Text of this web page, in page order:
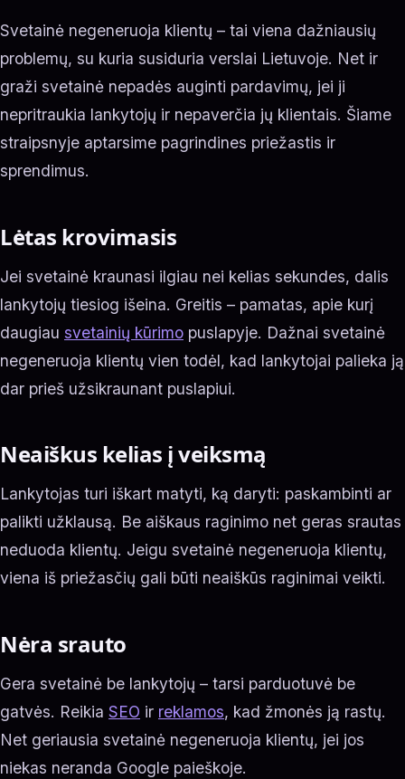
Svetainė negeneruoja klientų – tai viena dažniausių
problemų, su kuria susiduria verslai Lietuvoje. Net ir
graži svetainė nepadės auginti pardavimų, jei ji
nepritraukia lankytojų ir nepaverčia jų klientais. Šiame
straipsnyje aptarsime pagrindines priežastis ir
sprendimus.
Lėtas krovimasis
Jei svetainė kraunasi ilgiau nei kelias sekundes, dalis
lankytojų tiesiog išeina. Greitis – pamatas, apie kurį
daugiau svetainių kūrimo puslapyje. Dažnai svetainė
negeneruoja klientų vien todėl, kad lankytojai palieka ją
dar prieš užsikraunant puslapiui.
Neaiškus kelias į veiksmą
Lankytojas turi iškart matyti, ką daryti: paskambinti ar
palikti užklausą. Be aiškaus raginimo net geras srautas
neduoda klientų. Jeigu svetainė negeneruoja klientų,
viena iš priežasčių gali būti neaiškūs raginimai veikti.
Nėra srauto
Gera svetainė be lankytojų – tarsi parduotuvė be
gatvės. Reikia SEO ir reklamos, kad žmonės ją rastų.
Net geriausia svetainė negeneruoja klientų, jei jos
niekas neranda Google paieškoje.